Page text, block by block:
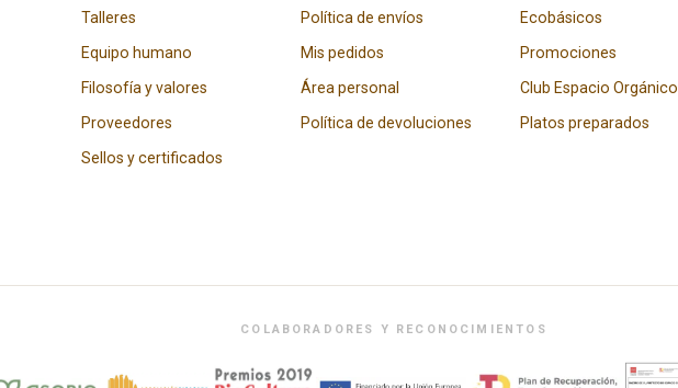
Talleres
Equipo humano
Filosofía y valores
Proveedores
Sellos y certificados
Política de envíos
Mis pedidos
Área personal
Política de devoluciones
Ecobásicos
Promociones
Club Espacio Orgánico
Platos preparados
COLABORADORES Y RECONOCIMIENTOS